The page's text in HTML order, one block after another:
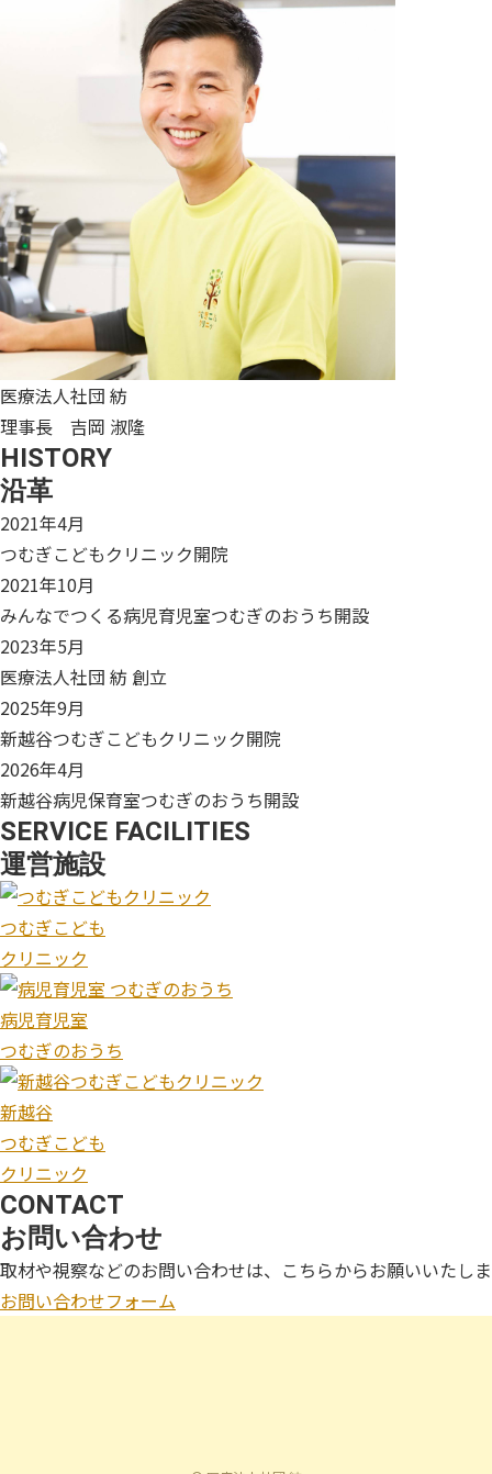
医療法人社団 紡
理事長 吉岡 淑隆
HISTORY
沿革
2021年4月
つむぎこどもクリニック開院
2021年10月
みんなでつくる病児育児室つむぎのおうち開設
2023年5月
医療法人社団 紡 創立
2025年9月
新越谷つむぎこどもクリニック開院
2026年4月
新越谷病児保育室つむぎのおうち開設
SERVICE FACILITIES
運営施設
つむぎこども
クリニック
病児育児室
つむぎのおうち
新越谷
つむぎこども
クリニック
CONTACT
お問い合わせ
取材や視察などのお問い合わせは、 こちらからお願いいたし
お問い合わせフォーム